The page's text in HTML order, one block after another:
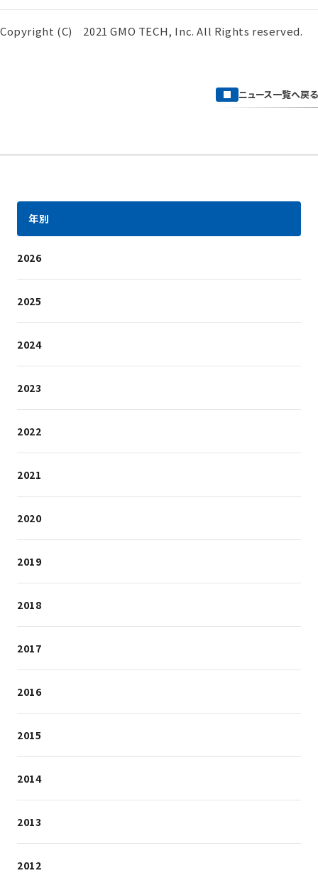
Copyright (C) 2021 GMO TECH, Inc. All Rights reserved.
ニュース一覧へ戻る
年別
2026
2025
2024
2023
2022
2021
2020
2019
2018
2017
2016
2015
2014
2013
2012